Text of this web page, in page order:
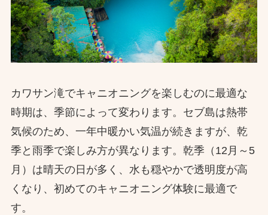
カワサン滝でキャニオニングを楽しむのに最適な
時期は、季節によって変わります。セブ島は熱帯
気候のため、一年中暖かい気温が続きますが、乾
季と雨季で楽しみ方が異なります。乾季（12月～5
月）は晴天の日が多く、水も穏やかで透明度が高
くなり、初めてのキャニオニング体験に最適で
す。